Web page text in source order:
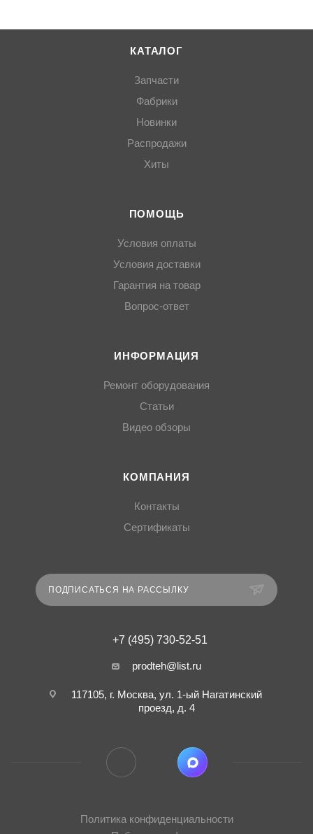
КАТАЛОГ
Запчасти
Фабрики
Новинки
Распродажи
Хиты
ПОМОЩЬ
Условия оплаты
Условия доставки
Гарантия на товар
Вопрос-ответ
ИНФОРМАЦИЯ
Ремонт оборудования
Статьи
Видео обзоры
КОМПАНИЯ
Контакты
Сертификаты
ПОДПИСАТЬСЯ НА РАССЫЛКУ
+7 (495) 730-52-51
prodteh@list.ru
117105, г. Москва, ул. 1-ый Нагатинский
проезд, д. 4
Политика конфиденциальности